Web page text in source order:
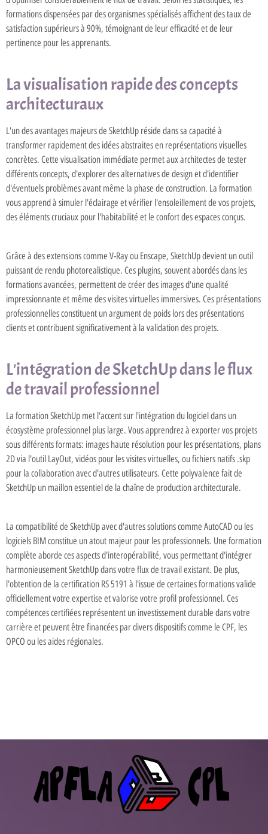
formations dispensées par des organismes spécialisés affichent des taux de
satisfaction supérieurs à 90%, témoignant de leur efficacité et de leur
pertinence pour les apprenants.
La visualisation rapide des concepts
architecturaux
L'un des avantages majeurs de SketchUp réside dans sa capacité à
transformer rapidement des idées abstraites en représentations visuelles
concrètes. Cette visualisation immédiate permet aux architectes de tester
différents concepts, d'explorer des alternatives de design et d'identifier
d'éventuels problèmes avant même la phase de construction. La formation
vous apprend à simuler l'éclairage et vérifier l'ensoleillement de vos projets,
des éléments cruciaux pour l'habitabilité et le confort des espaces conçus.
Grâce à des extensions comme V-Ray ou Enscape, SketchUp devient un outil
puissant de rendu photorealistique. Ces plugins, souvent abordés dans les
formations avancées, permettent de créer des images d'une qualité
impressionnante et même des visites virtuelles immersives. Ces présentations
professionnelles constituent un argument de poids lors des présentations
clients et contribuent significativement à la validation des projets.
L'intégration de SketchUp dans le flux
de travail professionnel
La formation SketchUp met l'accent sur l'intégration du logiciel dans un
écosystème professionnel plus large. Vous apprendrez à exporter vos projets
sous différents formats: images haute résolution pour les présentations, plans
2D via l'outil LayOut, vidéos pour les visites virtuelles, ou fichiers natifs .skp
pour la collaboration avec d'autres utilisateurs. Cette polyvalence fait de
SketchUp un maillon essentiel de la chaîne de production architecturale.
La compatibilité de SketchUp avec d'autres solutions comme AutoCAD ou les
logiciels BIM constitue un atout majeur pour les professionnels. Une formation
complète aborde ces aspects d'interopérabilité, vous permettant d'intégrer
harmonieusement SketchUp dans votre flux de travail existant. De plus,
l'obtention de la certification RS 5191 à l'issue de certaines formations valide
officiellement votre expertise et valorise votre profil professionnel. Ces
compétences certifiées représentent un investissement durable dans votre
carrière et peuvent être financées par divers dispositifs comme le CPF, les
OPCO ou les aides régionales.